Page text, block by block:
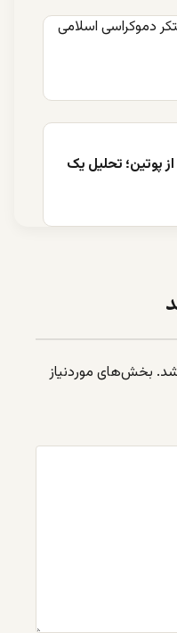
پوتین؛ تحلیل یک
بخش‌های موردنیاز